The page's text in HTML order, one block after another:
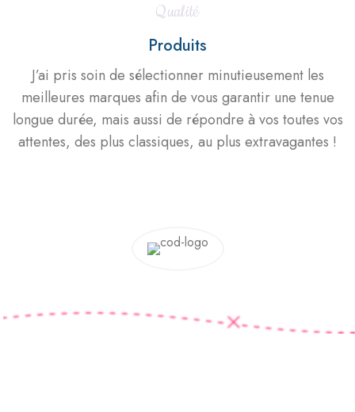
Qualité
Produits
J’ai pris soin de sélectionner minutieusement les
meilleures marques afin de vous garantir une tenue
longue durée, mais aussi de répondre à vos toutes vos
attentes, des plus classiques, au plus extravagantes !